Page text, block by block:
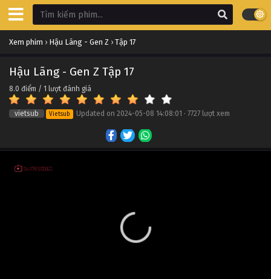
Xem phim › Hậu Lãng - Gen Z › Tập 17
Hậu Lãng - Gen Z Tập 17
8.0 điểm / 1 lượt đánh giá
vietsub Vietsub Updated on 2024-05-08 14:08:01 · 7727 lượt xem
Hậu Lãng - Gen Z Tập 27
Tập 27
Hậu Lãng - Gen Z Tập 26
Tập 26
Hậu Lãng - Gen Z Tập 23